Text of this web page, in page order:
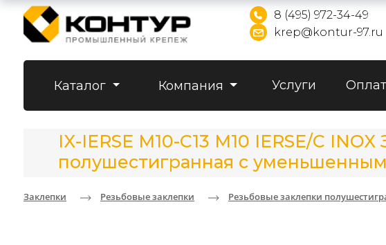
8 (495) 972-34-49
krep@kontur-97.ru
Каталог Компания Услуги
IX-IERSE M10-C13 M10 IERSE/C
полушестигранная с
Заклепки Резьбовые заклепки Резьбовые заклепки